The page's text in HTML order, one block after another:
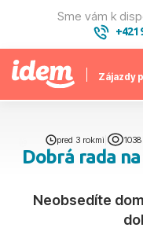
Sme vám k
+421
Zájazdy
pred 3 rokmi
Dobrá rada
Neobsedíte